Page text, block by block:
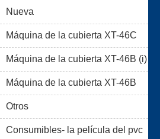
Nueva
Máquina de la cubierta XT-46C
Máquina de la cubierta XT-46B (i)
Máquina de la cubierta XT-46B
(II)
Otros
Consumibles- la película del pvc